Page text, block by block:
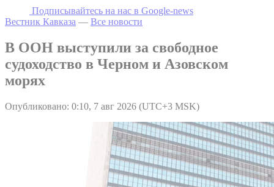
Подписывайтесь на наc в Google-news
Вестник Кавказа — Все новости
В ООН выступили за свободное
судоходство в Черном и Азовском
морях
Опубликовано: 0:10, 7 авг 2026 (UTC+3 MSK)